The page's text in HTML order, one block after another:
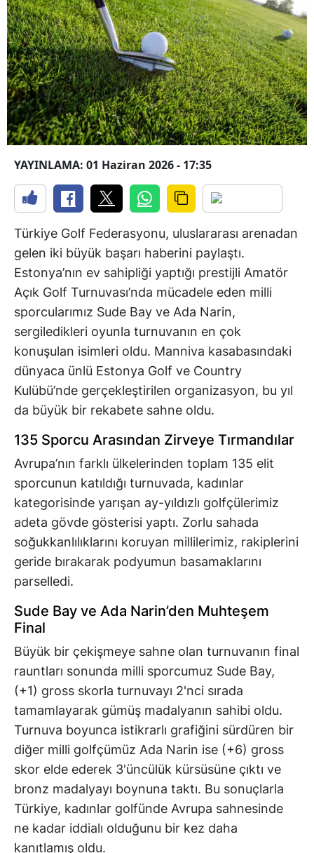
YAYINLAMA: 01 Haziran 2026 - 17:35
Türkiye Golf Federasyonu, uluslararası arenadan
gelen iki büyük başarı haberini paylaştı.
Estonya’nın ev sahipliği yaptığı prestijli Amatör
Açık Golf Turnuvası’nda mücadele eden milli
sporcularımız Sude Bay ve Ada Narin,
sergiledikleri oyunla turnuvanın en çok
konuşulan isimleri oldu. Manniva kasabasındaki
dünyaca ünlü Estonya Golf ve Country
Kulübü’nde gerçekleştirilen organizasyon, bu yıl
da büyük bir rekabete sahne oldu.
135 Sporcu Arasından Zirveye Tırmandılar
Avrupa’nın farklı ülkelerinden toplam 135 elit
sporcunun katıldığı turnuvada, kadınlar
kategorisinde yarışan ay-yıldızlı golfçülerimiz
adeta gövde gösterisi yaptı. Zorlu sahada
soğukkanlılıklarını koruyan millilerimiz, rakiplerini
geride bırakarak podyumun basamaklarını
parselledi.
Sude Bay ve Ada Narin’den Muhteşem
Final
Büyük bir çekişmeye sahne olan turnuvanın final
rauntları sonunda milli sporcumuz Sude Bay,
(+1) gross skorla turnuvayı 2'nci sırada
tamamlayarak gümüş madalyanın sahibi oldu.
Turnuva boyunca istikrarlı grafiğini sürdüren bir
diğer milli golfçümüz Ada Narin ise (+6) gross
skor elde ederek 3'üncülük kürsüsüne çıktı ve
bronz madalyayı boynuna taktı. Bu sonuçlarla
Türkiye, kadınlar golfünde Avrupa sahnesinde
ne kadar iddialı olduğunu bir kez daha
kanıtlamış oldu.